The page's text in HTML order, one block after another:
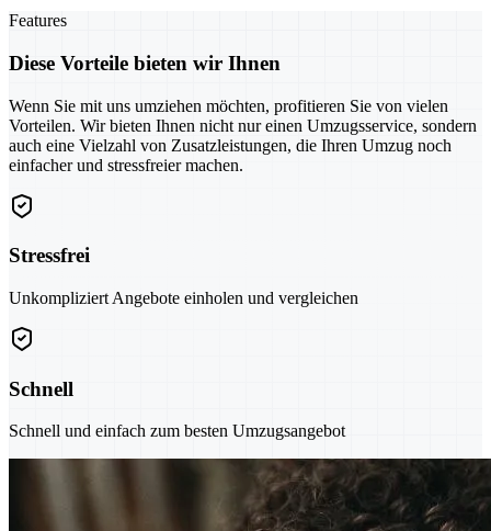
Features
Diese Vorteile bieten wir Ihnen
Wenn Sie mit uns umziehen möchten, profitieren Sie von vielen
Vorteilen. Wir bieten Ihnen nicht nur einen Umzugsservice, sondern
auch eine Vielzahl von Zusatzleistungen, die Ihren Umzug noch
einfacher und stressfreier machen.
Stressfrei
Unkompliziert Angebote einholen und vergleichen
Schnell
Schnell und einfach zum besten Umzugsangebot